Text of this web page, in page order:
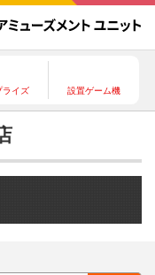
ライズ 設置ゲーム機